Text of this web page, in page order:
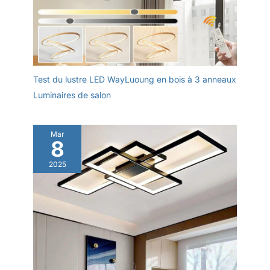
Test du lustre LED WayLuoung en bois à 3 anneaux
Luminaires de salon
Mar
8
2025